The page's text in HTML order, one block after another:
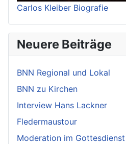
Carlos Kleiber Biografie
Neuere Beiträge
BNN Regional und Lokal
BNN zu Kirchen
Interview Hans Lackner
Fledermaustour
Moderation im Gottesdienst